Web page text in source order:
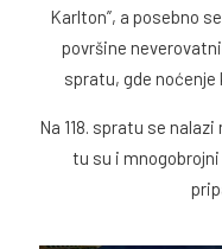
Karlton”, a posebno
površine
spratu, gde noćenje
Na 118. spratu se
tu su i